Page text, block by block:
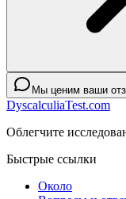
Мы ценим ваши
DyscalculiaTest.com
Облегчите
Быстрые ссылки
Около